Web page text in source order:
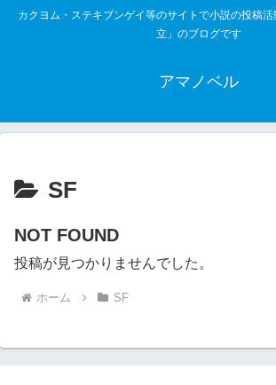
カクヨム・ステキブンゲイ等のサイトで小説の投稿
立」のブログです
アマノベル
SF
NOT FOUND
投稿が見つかりませんでした。
ホーム SF